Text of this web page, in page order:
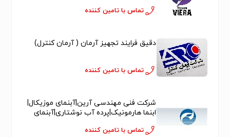
تماس با تامین کننده
دقیق فرایند تجهیز آرمان ( آرمان کنترل)
تماس با تامین کننده
شرکت فنی مهندسی آرین|آبنمای موزیکال|
ابنما هارمونیک|پرده آب نوشتاری|آبنمای
تماس با تامین کننده